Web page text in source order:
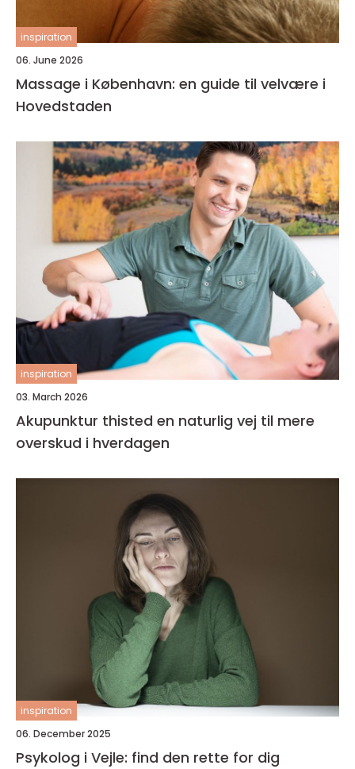
inspiration
06. June 2026
Massage i København: en guide til velvære i
Hovedstaden
inspiration
03. March 2026
Akupunktur thisted en naturlig vej til mere
overskud i hverdagen
inspiration
06. December 2025
Psykolog i Vejle: find den rette for dig